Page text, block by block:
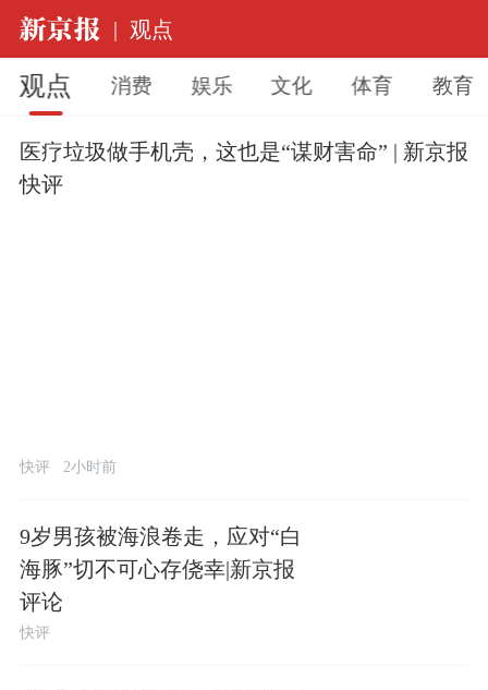
| 观点
观点 消费 娱乐 文化 体育 教育
医疗垃圾做手机壳，这也是“谋财害命” | 新京报
快评
快评 2小时前
9岁男孩被海浪卷走，应对“白
海豚”切不可心存侥幸|新京报
评论
快评